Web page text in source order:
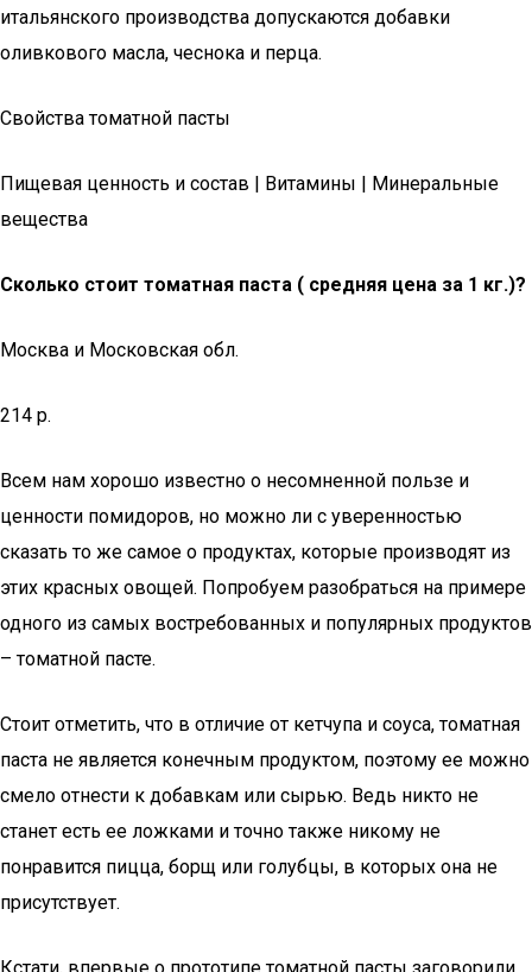
итальянского производства допускаются добавки
оливкового масла, чеснока и перца.
Свойства томатной пасты
Пищевая ценность и состав | Витамины | Минеральные
вещества
Сколько стоит томатная паста ( средняя цена за 1 кг.)?
Москва и Московская обл.
214 р.
Всем нам хорошо известно о несомненной пользе и
ценности помидоров, но можно ли с уверенностью
сказать то же самое о продуктах, которые производят из
этих красных овощей. Попробуем разобраться на примере
одного из самых востребованных и популярных продуктов
– томатной пасте.
Стоит отметить, что в отличие от кетчупа и соуса, томатная
паста не является конечным продуктом, поэтому ее можно
смело отнести к добавкам или сырью. Ведь никто не
станет есть ее ложками и точно также никому не
понравится пицца, борщ или голубцы, в которых она не
присутствует.